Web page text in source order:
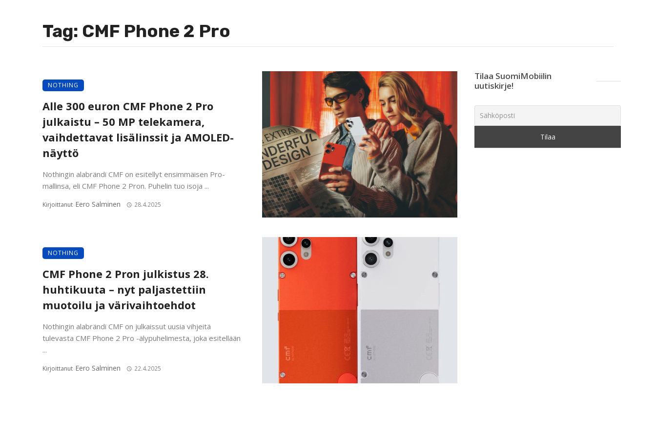
Tag: CMF Phone 2 Pro
NOTHING
Alle 300 euron CMF Phone 2 Pro
julkaistu – 50 MP telekamera,
vaihdettavat lisälinssit ja AMOLED-
näyttö
Nothingin alabrändi CMF on esitellyt ensimmäisen Pro-
mallinsa, eli CMF Phone 2 Pron. Puhelin tuo isoja ...
Kirjoittanut Eero Salminen 28.4.2025
NOTHING
CMF Phone 2 Pron julkistus 28.
huhtikuuta – nyt paljastettiin
muotoilu ja värivaihtoehdot
Nothingin alabrändi CMF on julkaissut uusia vihjeitä
tulevasta CMF Phone 2 Pro -älypuhelimesta, joka esitellään
...
Kirjoittanut Eero Salminen 22.4.2025
Tilaa SuomiMobiilin
uutiskirje!